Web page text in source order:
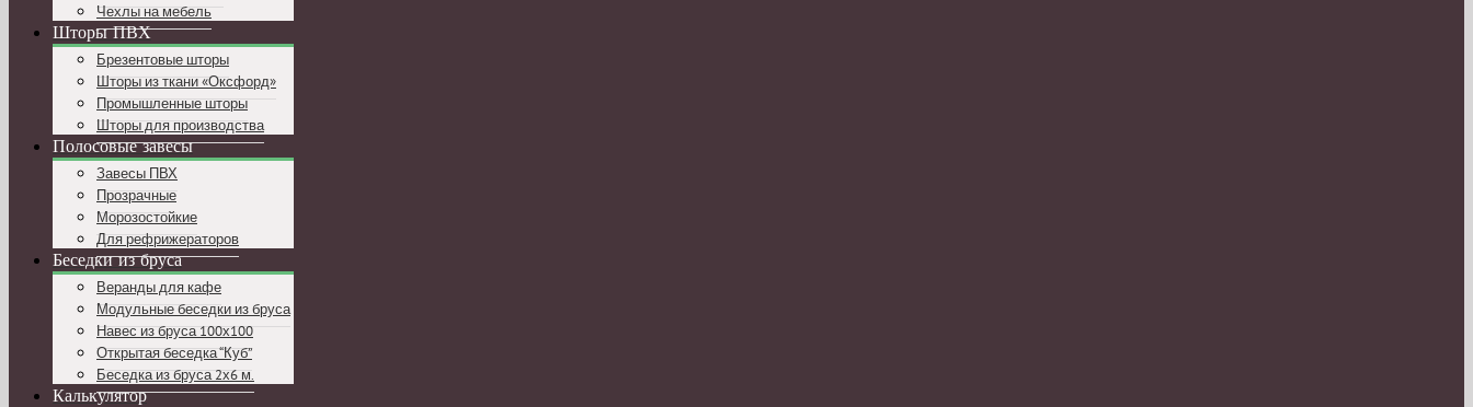
Чехлы на мебель
Шторы ПВХ
Брезентовые шторы
Шторы из ткани «Оксфорд»
Промышленные шторы
Шторы для производства
Полосовые завесы
Завесы ПВХ
Прозрачные
Морозостойкие
Для рефрижераторов
Беседки из бруса
Веранды для кафе
Модульные беседки из бруса
Навес из бруса 100х100
Открытая беседка “Куб”
Беседка из бруса 2х6 м.
Калькулятор